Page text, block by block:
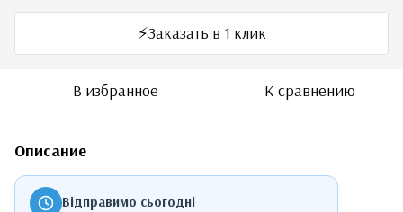
⚡️Заказать в 1 клик
В избранное К сравнению
Описание
Відправимо сьогодні